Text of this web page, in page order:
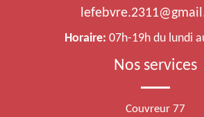
Horaire: 07h-19h du lundi
Nos services
Couvreur 77